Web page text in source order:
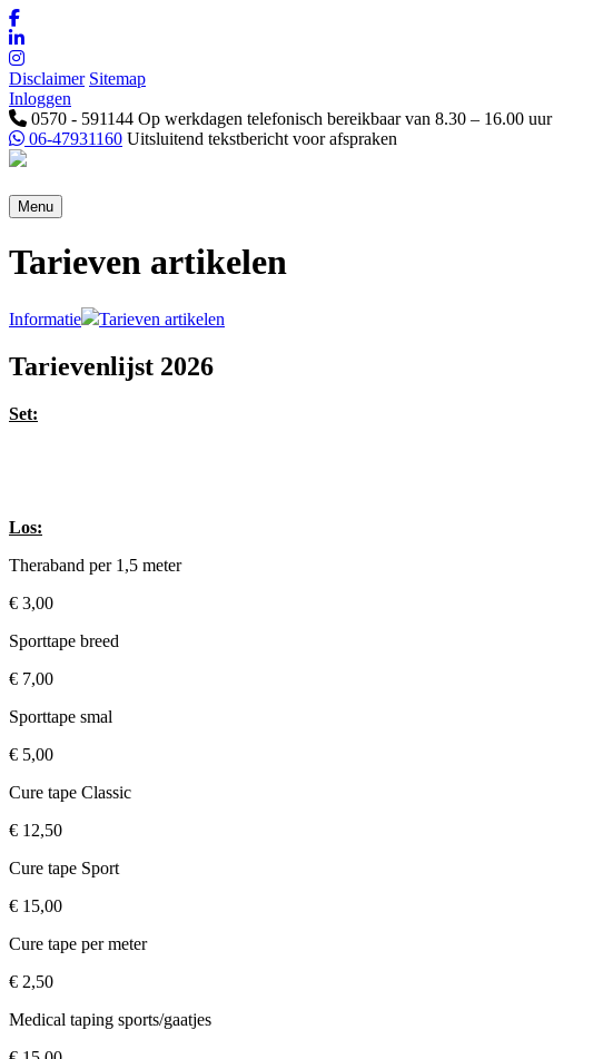
Disclaimer Sitemap
Inloggen
0570 - 591144 Op werkdagen telefonisch bereikbaar van 8.30 – 16.00 uur
06-47931160 Uitsluitend tekstbericht voor afspraken
Menu
Tarieven artikelen
Informatie Tarieven artikelen
Tarievenlijst 2026
Set:
Los:
Theraband per 1,5 meter
€ 3,00
Sporttape breed
€ 7,00
Sporttape smal
€ 5,00
Cure tape Classic
€ 12,50
Cure tape Sport
€ 15,00
Cure tape per meter
€ 2,50
Medical taping sports/gaatjes